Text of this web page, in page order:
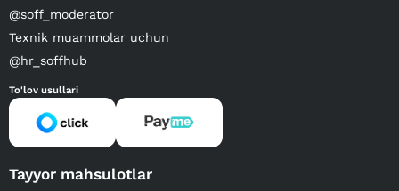
@soff_moderator
Texnik muammolar uchun
@hr_soffhub
To'lov usullari
Tayyor mahsulotlar